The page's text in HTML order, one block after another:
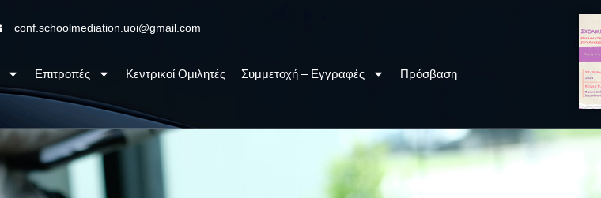
conf.schoolmediation.uoi@gmail.com
Επιτροπές Κεντρικοί Ομιλητές Συμμετοχή – Εγγραφές Πρόσβαση